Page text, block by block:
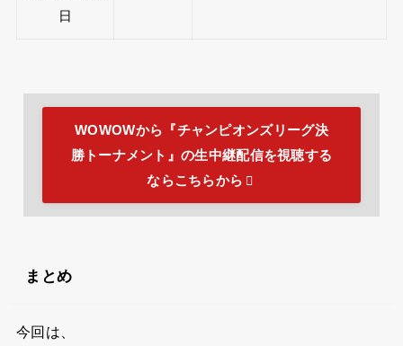
日
WOWOWから『チャンピオンズリーグ決
勝トーナメント』の生中継配信を視聴する
ならこちらから
まとめ
今回は、